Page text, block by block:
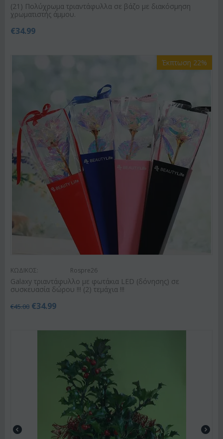
(21) Πολύχρωμα τριαντάφυλλα σε βάζο με διακόσμηση
χρωματιστής άμμου.
€34.99
Έκπτωση 22%
ΚΩΔΙΚΟΣ: Rospre26
Galaxy τριαντάφυλλο με φωτάκια LED (δόνησης) σε
συσκευασία δώρου !!! (2) τεμάχια !!!
€45.00 €34.99